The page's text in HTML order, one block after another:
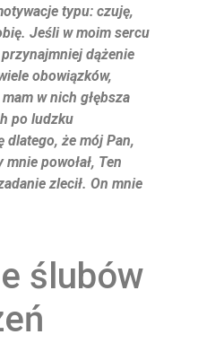
typu: czuję,
Jeśli w moim sercu
dążenie
obowiązków,
w nich głębsza
po ludzku
dlatego, że mój Pan,
mnie powołał, Ten
zlecił. On mnie
ślubów